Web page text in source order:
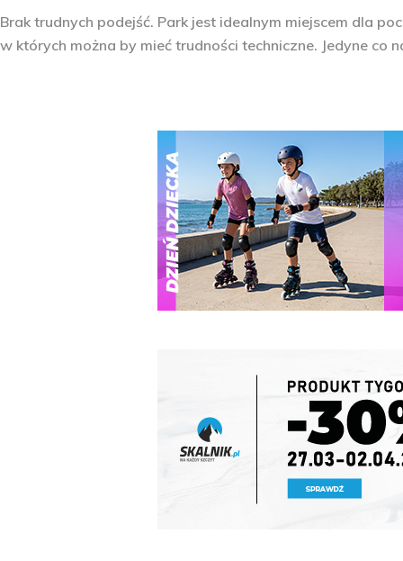
Brak trudnych podejść. Park jest idealnym miejscem dla
w których można by mieć trudności techniczne. Jedyne co